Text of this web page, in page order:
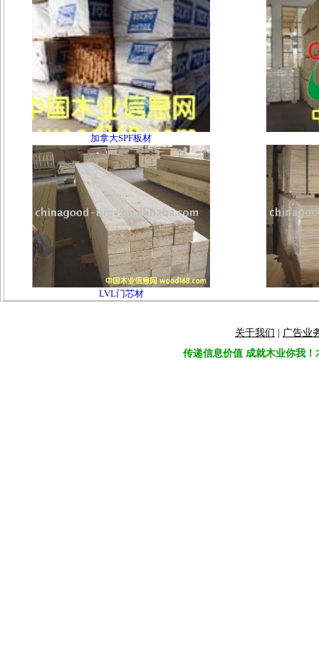
加拿大SPF板材
LVL门芯材
关于我们
广告业
传递信息价值 成就木业你我